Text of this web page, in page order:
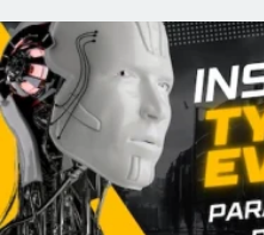
APP_ENV=production
lvVnoI0= APP_DEBUG=false
APP_TIMEZONE=America/
DOMINIO-COM-BR
APP_LOCALE=pt_BR
PRIMARIA